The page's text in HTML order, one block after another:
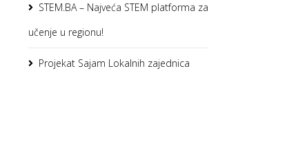
STEM.BA – Najveća STEM platforma za
učenje u regionu!
Projekat Sajam Lokalnih zajednica